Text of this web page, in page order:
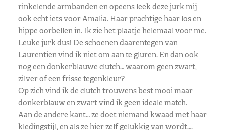
rinkelende armbanden en opeens leek deze jurk mij
ook echt iets voor Amalia. Haar prachtige haar los en
hippe oorbellen in. Ik zie het plaatje helemaal voor me.
Leuke jurk dus! De schoenen daarentegen van
Laurentien vind ik niet om aan te gluren. En dan ook
nog een donkerblauwe clutch… waarom geen zwart,
zilver of een frisse tegenkleur?
Op zich vind ik de clutch trouwens best mooi maar
donkerblauw en zwart vind ik geen ideale match.
Aan de andere kant… ze doet niemand kwaad met haar
kledingstijl, en als ze hier zelf gelukkig van wordt….